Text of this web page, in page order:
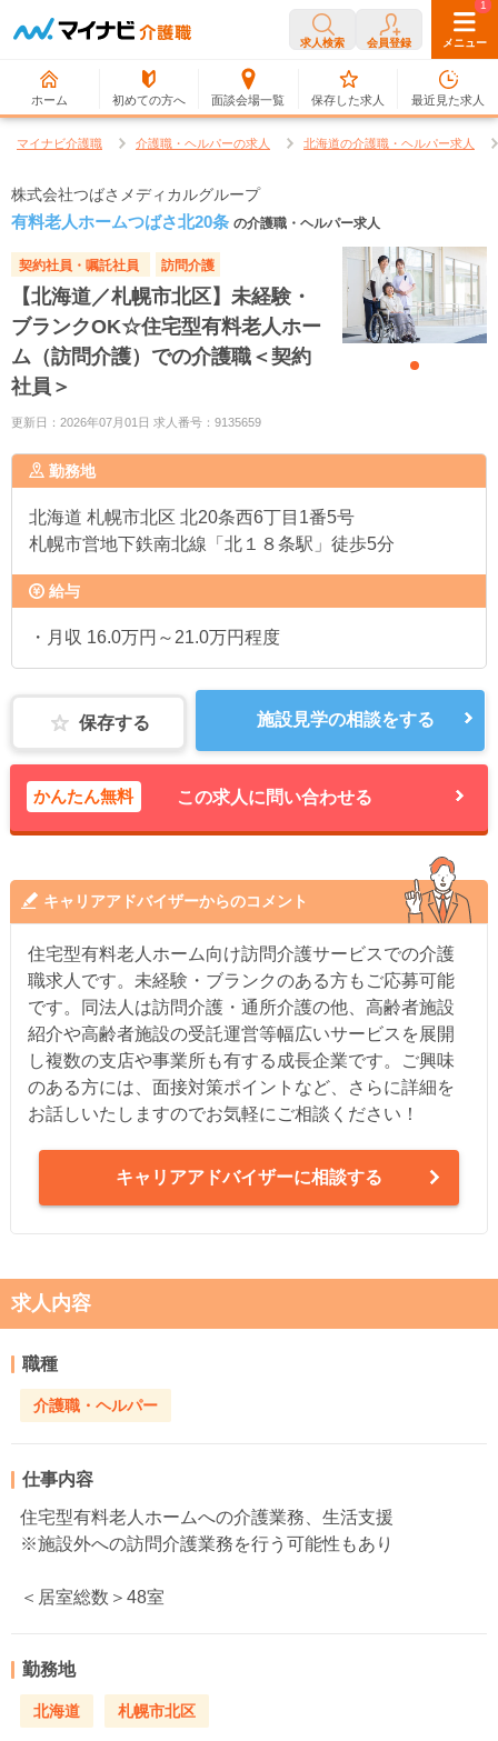
求人検索 会員登録 メニュー
ホーム 初めての方へ 面談会場一覧
0
保存した求人
1
最近見た求人
マイナビ介護職 介護職・ヘルパーの求人 北海道の介護職・ヘルパー求人
株式会社つばさメディカルグループ
有料老人ホームつばさ北20条 の介護職・ヘルパー求人
契約社員・嘱託社員 訪問介護
【北海道／札幌市北区】未経験・
ブランクOK☆住宅型有料老人ホー
ム（訪問介護）での介護職＜契約
社員＞
更新日：2026年07月01日 求人番号：9135659
勤務地
北海道 札幌市北区 北20条西6丁目1番5号
札幌市営地下鉄南北線「北１８条駅」徒歩5分
給与
・月収 16.0万円～21.0万円程度
保存する 施設見学の相談をする
かんたん無料 この求人に問い合わせる
キャリアアドバイザーからのコメント
住宅型有料老人ホーム向け訪問介護サービスでの介護
職求人です。未経験・ブランクのある方もご応募可能
です。同法人は訪問介護・通所介護の他、高齢者施設
紹介や高齢者施設の受託運営等幅広いサービスを展開
し複数の支店や事業所も有する成長企業です。ご興味
のある方には、面接対策ポイントなど、さらに詳細を
お話しいたしますのでお気軽にご相談ください！
キャリアアドバイザーに相談する
求人内容
職種
介護職・ヘルパー
仕事内容
住宅型有料老人ホームへの介護業務、生活支援
※施設外への訪問介護業務を行う可能性もあり
＜居室総数＞48室
勤務地
北海道 札幌市北区